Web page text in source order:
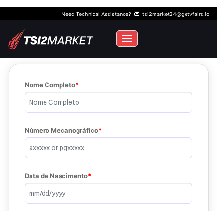
Need Technical Assistance? tsi2market24@getvfairs.io
Toggle navigation
Nome Completo
Número Mecanográfico
Data de Nascimento